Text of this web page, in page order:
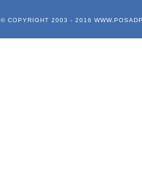
© COPYRIGHT 2003 - 2016